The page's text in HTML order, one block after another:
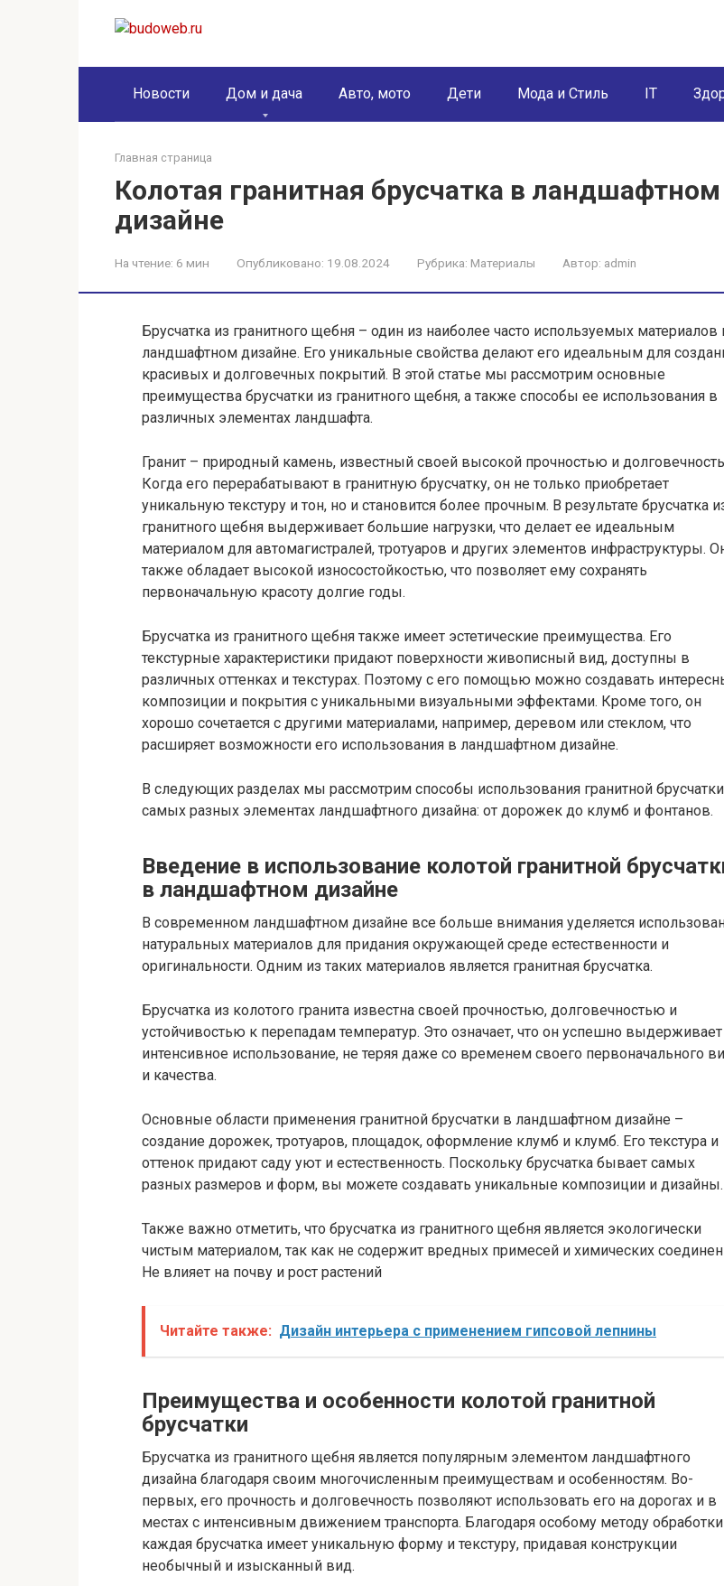
Новости Дом и дача Авто, мото Дети Мода и Стиль IT
Главная страница
Колотая гранитная брусчатка в ландшафтном
дизайне
На чтение: 6 мин Опубликовано: 19.08.2024 Рубрика: Материалы Автор: admin
Брусчатка из гранитного щебня – один из наиболее часто используемых материалов
ландшафтном дизайне. Его уникальные свойства делают его идеальным для
красивых и долговечных покрытий. В этой статье мы рассмотрим основные
преимущества брусчатки из гранитного щебня, а также способы ее использования в
различных элементах ландшафта.
Гранит – природный камень, известный своей высокой прочностью и
Когда его перерабатывают в гранитную брусчатку, он не только приобретает
уникальную текстуру и тон, но и становится более прочным. В результате брусчатка
гранитного щебня выдерживает большие нагрузки, что делает ее идеальным
материалом для автомагистралей, тротуаров и других элементов инфраструктуры.
также обладает высокой износостойкостью, что позволяет ему сохранять
первоначальную красоту долгие годы.
Брусчатка из гранитного щебня также имеет эстетические преимущества. Его
текстурные характеристики придают поверхности живописный вид, доступны в
различных оттенках и текстурах. Поэтому с его помощью можно создавать
композиции и покрытия с уникальными визуальными эффектами. Кроме того, он
хорошо сочетается с другими материалами, например, деревом или стеклом, что
расширяет возможности его использования в ландшафтном дизайне.
В следующих разделах мы рассмотрим способы использования гранитной
самых разных элементах ландшафтного дизайна: от дорожек до клумб и фонтанов.
Введение в использование колотой гранитной
в ландшафтном дизайне
В современном ландшафтном дизайне все больше внимания уделяется
натуральных материалов для придания окружающей среде естественности и
оригинальности. Одним из таких материалов является гранитная брусчатка.
Брусчатка из колотого гранита известна своей прочностью, долговечностью и
устойчивостью к перепадам температур. Это означает, что он успешно выдерживает
интенсивное использование, не теряя даже со временем своего первоначального
и качества.
Основные области применения гранитной брусчатки в ландшафтном дизайне –
создание дорожек, тротуаров, площадок, оформление клумб и клумб. Его текстура и
оттенок придают саду уют и естественность. Поскольку брусчатка бывает самых
разных размеров и форм, вы можете создавать уникальные композиции и дизайны.
Также важно отметить, что брусчатка из гранитного щебня является экологически
чистым материалом, так как не содержит вредных примесей и химических
Не влияет на почву и рост растений
Читайте также: Дизайн интерьера с применением гипсовой лепнины
Преимущества и особенности колотой гранитной
брусчатки
Брусчатка из гранитного щебня является популярным элементом ландшафтного
дизайна благодаря своим многочисленным преимуществам и особенностям. Во-
первых, его прочность и долговечность позволяют использовать его на дорогах и в
местах с интенсивным движением транспорта. Благодаря особому методу обработки
каждая брусчатка имеет уникальную форму и текстуру, придавая конструкции
необычный и изысканный вид.